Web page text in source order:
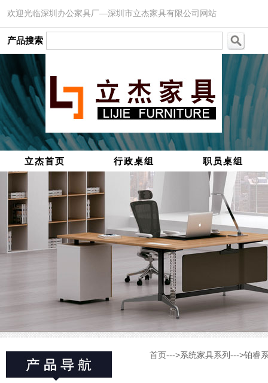
欢迎光临深圳办公家具厂—深圳市立杰家具有限公司网站
产品搜索
立杰首页 行政桌组 职员桌组
首页--->系统家具系列--->铂睿